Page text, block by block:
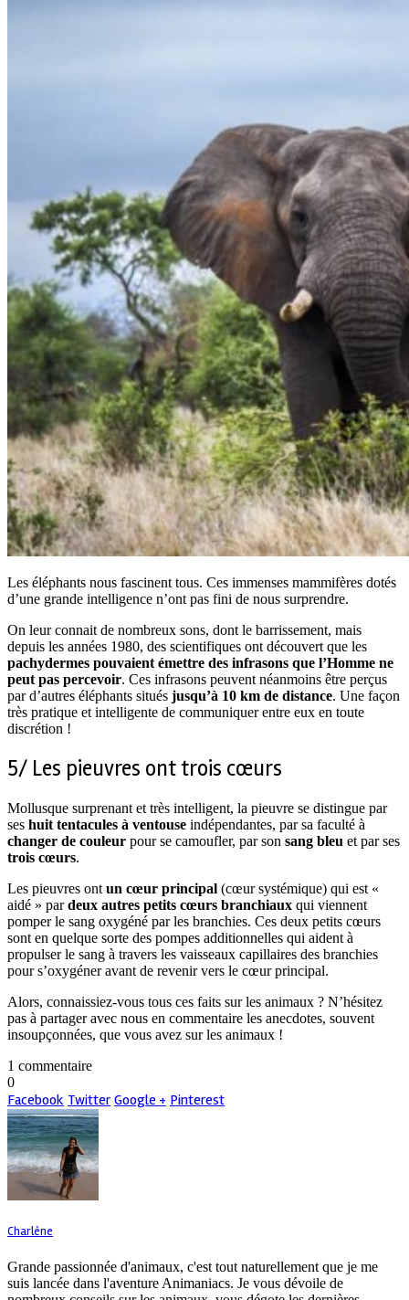
Les éléphants nous fascinent tous. Ces immenses mammifères dotés
d’une grande intelligence n’ont pas fini de nous surprendre.
On leur connait de nombreux sons, dont le barrissement, mais
depuis les années 1980, des scientifiques ont découvert que les
pachydermes pouvaient émettre des infrasons que l’Homme ne
peut pas percevoir. Ces infrasons peuvent néanmoins être perçus
par d’autres éléphants situés jusqu’à 10 km de distance. Une façon
très pratique et intelligente de communiquer entre eux en toute
discrétion !
5/ Les pieuvres ont trois cœurs
Mollusque surprenant et très intelligent, la pieuvre se distingue par
ses huit tentacules à ventouse indépendantes, par sa faculté à
changer de couleur pour se camoufler, par son sang bleu et par ses
trois cœurs.
Les pieuvres ont un cœur principal (cœur systémique) qui est «
aidé » pardeux autres petits cœurs branchiaux qui viennent
pomper le sang oxygéné par les branchies. Ces deux petits cœurs
sont en quelque sorte des pompes additionnelles qui aident à
propulser le sang à travers les vaisseaux capillaires des branchies
pour s’oxygéner avant de revenir vers le cœur principal.
Alors, connaissiez-vous tous ces faits sur les animaux ? N’hésitez
pas à partager avec nous en commentaire les anecdotes, souvent
insoupçonnées, que vous avez sur les animaux !
1 commentaire
0
Facebook Twitter Google + Pinterest
Charlène
Grande passionnée d'animaux, c'est tout naturellement que je me
suis lancée dans l'aventure Animaniacs. Je vous dévoile de